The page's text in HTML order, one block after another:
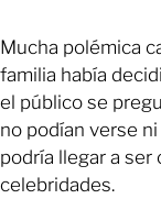
Mucha polémica
familia había
el público se
no podían verse
podría llegar a
celebridades.